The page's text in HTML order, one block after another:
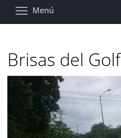
Pasar
Menú
Brisas del Golf